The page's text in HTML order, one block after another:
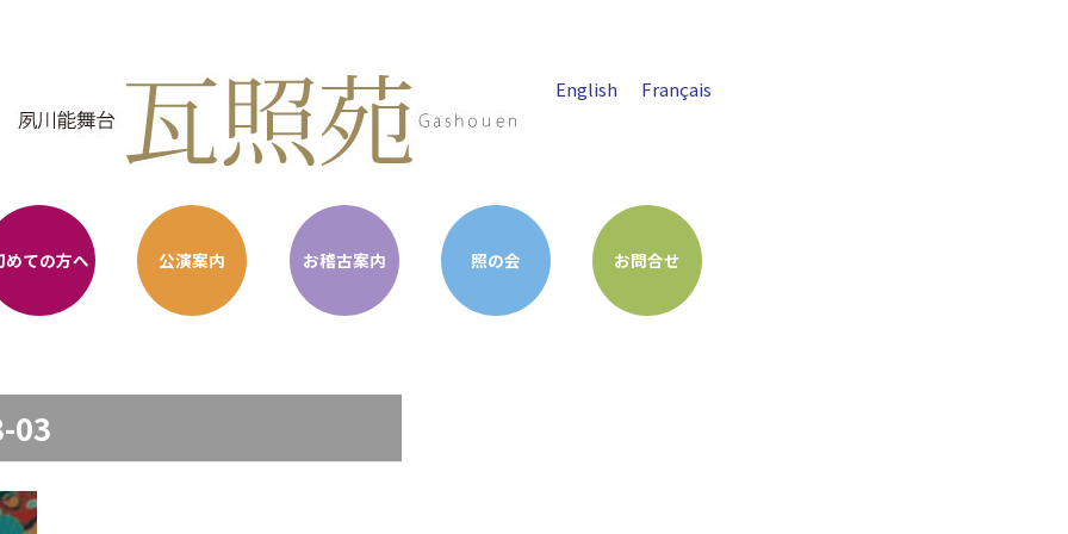
English Français
めての方へ 公演案内 お稽古案内 照の会 お問合せ
03